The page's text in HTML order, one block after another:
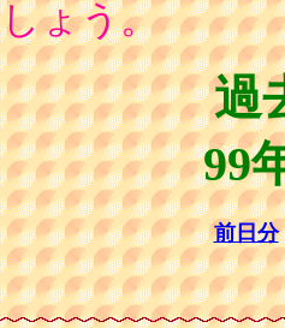
ょう。
過
99
前日分